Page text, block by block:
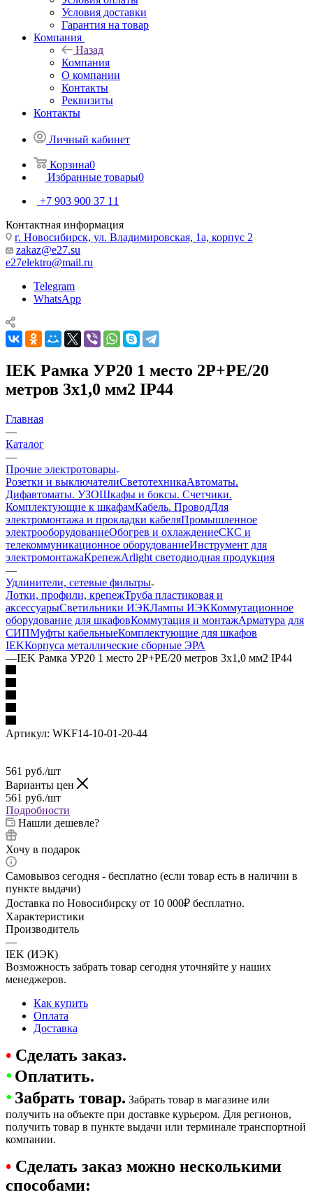
Условия доставки
Гарантия на товар
Компания
Назад
Компания
О компании
Контакты
Реквизиты
Контакты
Личный кабинет
Корзина0
Избранные товары0
+7 903 900 37 11
Контактная информация
г. Новосибирск, ул. Владимировская, 1а, корпус 2
zakaz@e27.su
e27elektro@mail.ru
Telegram
WhatsApp
IEK Рамка УР20 1 место 2Р+PE/20
метров 3х1,0 мм2 IP44
Главная
—
Каталог
—
Прочие электротовары
Розетки и выключателиСветотехникаАвтоматы.
Дифавтоматы. УЗОШкафы и боксы. Счетчики.
Комплектующие к шкафамКабель. ПроводДля
электромонтажа и прокладки кабеляПромышленное
электрооборудованиеОбогрев и охлаждениеСКС и
телекоммуникационное оборудованиеИнструмент для
электромонтажаКрепежArlight светодиодная продукция
—
Удлинители, сетевые фильтры
Лотки, профили, крепежТруба пластиковая и
аксессуарыСветильники ИЭКЛампы ИЭККоммутационное
оборудование для шкафовКоммутация и монтажАрматура для
СИПМуфты кабельныеКомплектующие для шкафов
IEKКорпуса металлические сборные ЭРА
—IEK Рамка УР20 1 место 2Р+PE/20 метров 3х1,0 мм2 IP44
Артикул: WKF14-10-01-20-44
561 руб./шт
Варианты цен
561 руб./шт
Подробности
Нашли дешевле?
Хочу в подарок
Самовывоз сегодня - бесплатно (если товар есть в наличии в
пункте выдачи)
Доставка по Новосибирску от 10 000₽ бесплатно.
Характеристики
Производитель
—
IEK (ИЭК)
Возможность забрать товар сегодня уточняйте у наших
менеджеров.
Как купить
Оплата
Доставка
• Сделать заказ.
• Оплатить.
• Забрать товар. Забрать товар в магазине или
получить на объекте при доставке курьером. Для регионов,
получить товар в пункте выдачи или терминале транспортной
компании.
• Сделать заказ можно несколькими
способами: